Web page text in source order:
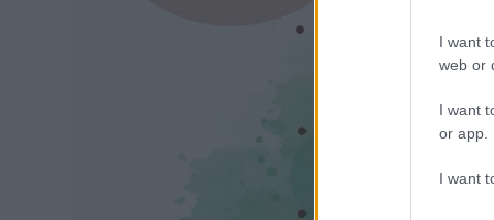
I want
web or
I want
or app.
I want